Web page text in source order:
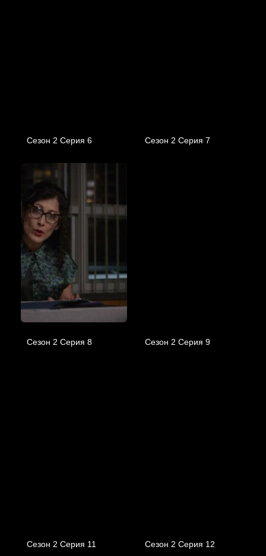
Сезон 2 Серия 6 Сезон 2 Серия 7
Сезон 2 Серия 8 Сезон 2 Серия 9
Сезон 2 Серия 11 Сезон 2 Серия 12